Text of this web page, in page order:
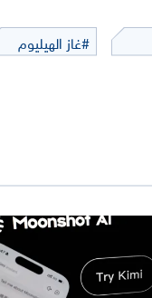
#غاز الهيليوم